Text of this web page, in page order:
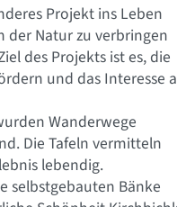
Projekt ins Leben
der Natur zu verbringen
des Projekts ist es, die
und das Interesse
Wanderwege
Die Tafeln vermitteln
lebendig.
selbstgebauten Bänke